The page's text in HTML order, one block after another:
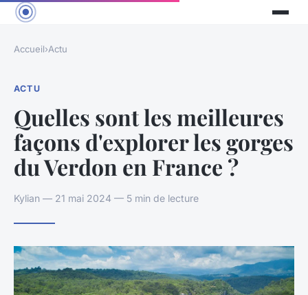
Accueil›Actu
ACTU
Quelles sont les meilleures
façons d'explorer les gorges
du Verdon en France ?
Kylian — 21 mai 2024 — 5 min de lecture